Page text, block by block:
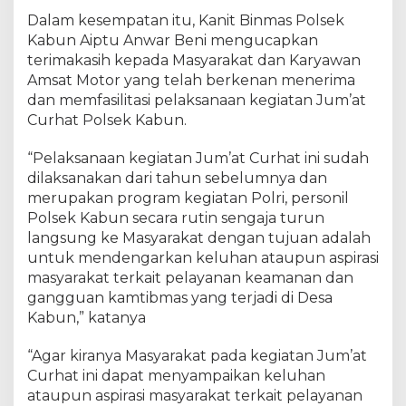
u
n
g
K
e
l
h
-
e
s
a
h
M
a
a
r
a
Dalam kesempatan itu, Kanit Binmas Polsek
Kabun Aiptu Anwar Beni mengucapkan
terimakasih kepada Masyarakat dan Karyawan
Amsat Motor yang telah berkenan menerima
dan memfasilitasi pelaksanaan kegiatan Jum’at
Curhat Polsek Kabun.
“Pelaksanaan kegiatan Jum’at Curhat ini sudah
dilaksanakan dari tahun sebelumnya dan
merupakan program kegiatan Polri, personil
Polsek Kabun secara rutin sengaja turun
langsung ke Masyarakat dengan tujuan adalah
untuk mendengarkan keluhan ataupun aspirasi
masyarakat terkait pelayanan keamanan dan
gangguan kamtibmas yang terjadi di Desa
Kabun,” katanya
“Agar kiranya Masyarakat pada kegiatan Jum’at
Curhat ini dapat menyampaikan keluhan
ataupun aspirasi masyarakat terkait pelayanan